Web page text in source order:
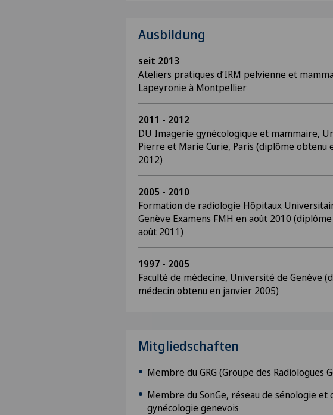
Ausbildung
seit 2013
Ateliers pratiques d’IRM pelvienne et
Lapeyronie à Montpellier
2011 - 2012
DU Imagerie gynécologique et mammaire,
Pierre et Marie Curie, Paris (diplôme obtenu
2012)
2005 - 2010
Formation de radiologie Hôpitaux
Genève Examens FMH en août 2010
août 2011)
1997 - 2005
Faculté de médecine, Université de Genève
médecin obtenu en janvier 2005)
Mitgliedschaften
Membre du GRG (Groupe des Radiologues
Membre du SonGe, réseau de sénologie et
gynécologie genevois